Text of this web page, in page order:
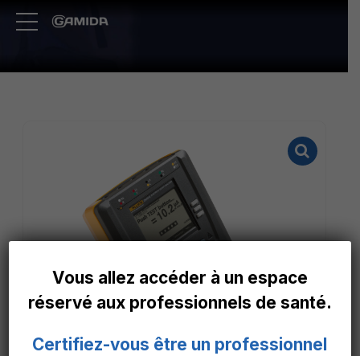
Vous allez accéder à un espace
réservé aux professionnels de santé.
Certifiez-vous être un professionnel